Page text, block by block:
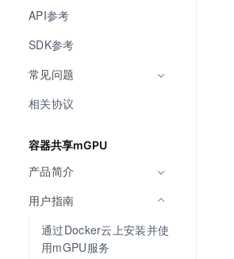
API参考
SDK参考
常见问题
相关协议
容器共享mGPU
产品简介
用户指南
通过Docker云上安装并使
用mGPU服务